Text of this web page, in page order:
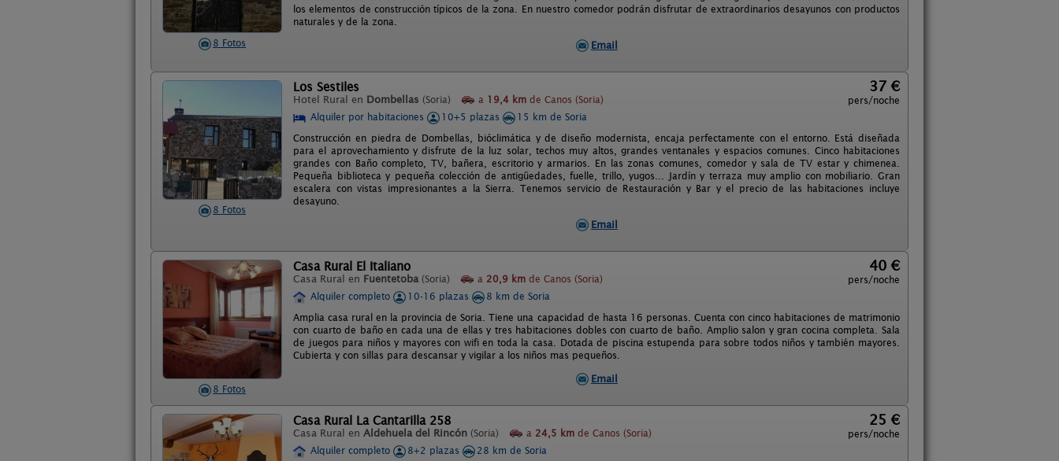
8 Fotos
los elementos de construcción típicos de la zona. En nuestro comedor podrán disfrutar de extraordinarios desayunos con productos
naturales y de la zona.
Email
8 Fotos
Los Sestiles
Hotel Rural en Dombellas (Soria) a 19,4 km de Canos (Soria)
37 €
pers/noche
Alquiler por habitaciones
10+5 plazas
15 km de Soria
Construcción en piedra de Dombellas, bióclimática y de diseño modernista, encaja perfectamente con el entorno. Está diseñada
para el aprovechamiento y disfrute de la luz solar, techos muy altos, grandes ventanales y espacios comunes. Cinco habitaciones
grandes con Baño completo, TV, bañera, escritorio y armarios. En las zonas comunes, comedor y sala de TV estar y chimenea.
Pequeña biblioteca y pequeña colección de antigüedades, fuelle, trillo, yugos... Jardín y terraza muy amplio con mobiliario. Gran
escalera con vistas impresionantes a la Sierra. Tenemos servicio de Restauración y Bar y el precio de las habitaciones incluye
desayuno.
Email
8 Fotos
Casa Rural El Italiano
Casa Rural en Fuentetoba (Soria) a 20,9 km de Canos (Soria)
40 €
pers/noche
Alquiler completo
10-16 plazas
8 km de Soria
Amplia casa rural en la provincia de Soria. Tiene una capacidad de hasta 16 personas. Cuenta con cinco habitaciones de matrimonio
con cuarto de baño en cada una de ellas y tres habitaciones dobles con cuarto de baño. Amplio salon y gran cocina completa. Sala
de juegos para niños y mayores con wifi en toda la casa. Dotada de piscina estupenda para sobre todos niños y también mayores.
Cubierta y con sillas para descansar y vigilar a los niños mas pequeños.
Email
Casa Rural La Cantarilla 258
Casa Rural en Aldehuela del Rincón (Soria) a 24,5 km de Canos (Soria)
25 €
pers/noche
Alquiler completo
8+2 plazas
28 km de Soria